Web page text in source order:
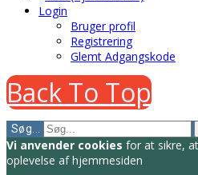
Login
Bruger profil
Registrering
Glemt Adgangskode
Back To Top
Søg...
Vi anvender cookies for at sikre,
oplevelse af hjemmesiden